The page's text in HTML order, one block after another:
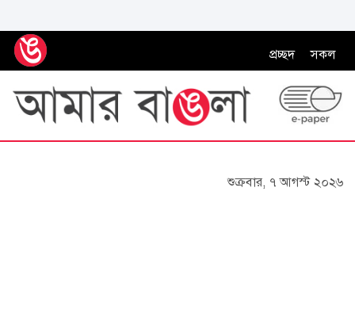
প্রচ্ছদ সকল
শুক্রবার, ৭ আগস্ট ২০২৬